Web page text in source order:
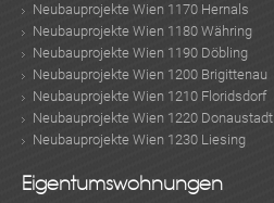
Neubauprojekte Wien 1170 Hernals
Neubauprojekte Wien 1180 Währing
Neubauprojekte Wien 1190 Döbling
Neubauprojekte Wien 1200 Brigittenau
Neubauprojekte Wien 1210 Floridsdorf
Neubauprojekte Wien 1220 Donaustadt
Neubauprojekte Wien 1230 Liesing
Eigentumswohnungen